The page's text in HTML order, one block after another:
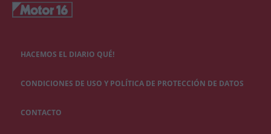
HACEMOS EL DIARIO QUÉ!
CONDICIONES DE USO Y POLÍTICA DE PROTECCIÓN DE DATOS
CONTACTO